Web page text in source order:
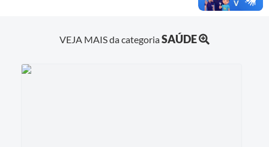
VEJA MAIS da categoriaSAÚDE